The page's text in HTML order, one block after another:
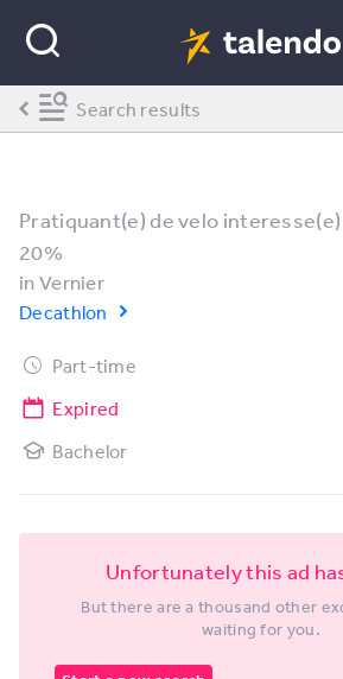
Pratiquant(e) de velo
20%
inVernier
Decathlon
Part-time
Expired
Bachelor
Unfortunately this ad
But there are a thousand other
waiting for you.
Search results